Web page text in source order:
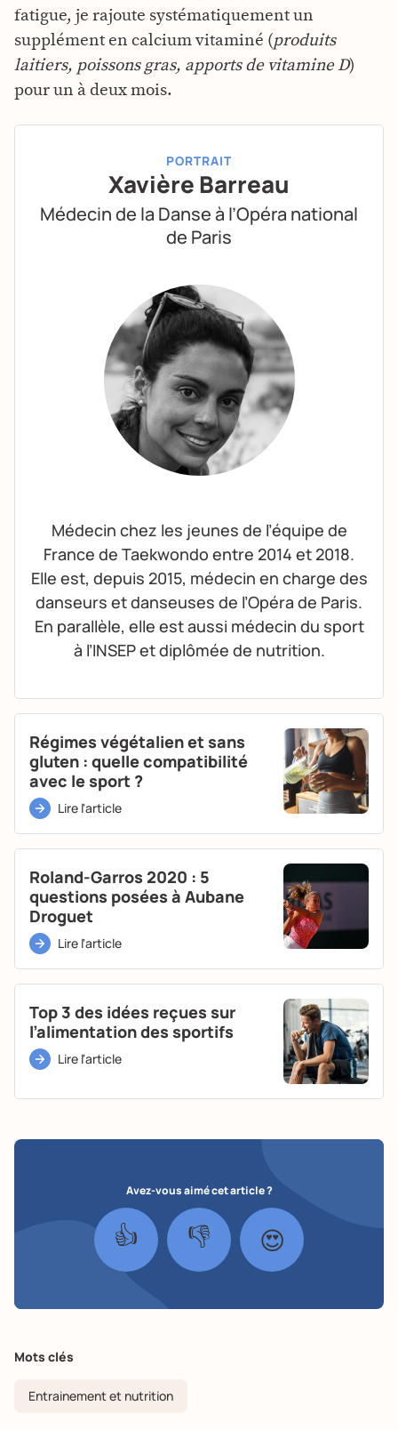
fatigue, je rajoute systématiquement un
supplément en calcium vitaminé (produits
laitiers, poissons gras, apports de vitamine D)
pour un à deux mois.
PORTRAIT
Xavière Barreau
Médecin de la Danse à l’Opéra national
de Paris
Médecin chez les jeunes de l’équipe de
France de Taekwondo entre 2014 et 2018.
Elle est, depuis 2015, médecin en charge des
danseurs et danseuses de l’Opéra de Paris.
En parallèle, elle est aussi médecin du sport
à l’INSEP et diplômée de nutrition.
Régimes végétalien et sans
gluten : quelle compatibilité
avec le sport ?
Lire l'article
Roland-Garros 2020 : 5
questions posées à Aubane
Droguet
Lire l'article
Top 3 des idées reçues sur
l’alimentation des sportifs
Lire l'article
Avez-vous aimé cet article ?
👍 👎 😍
Mots clés
Entrainement et nutrition